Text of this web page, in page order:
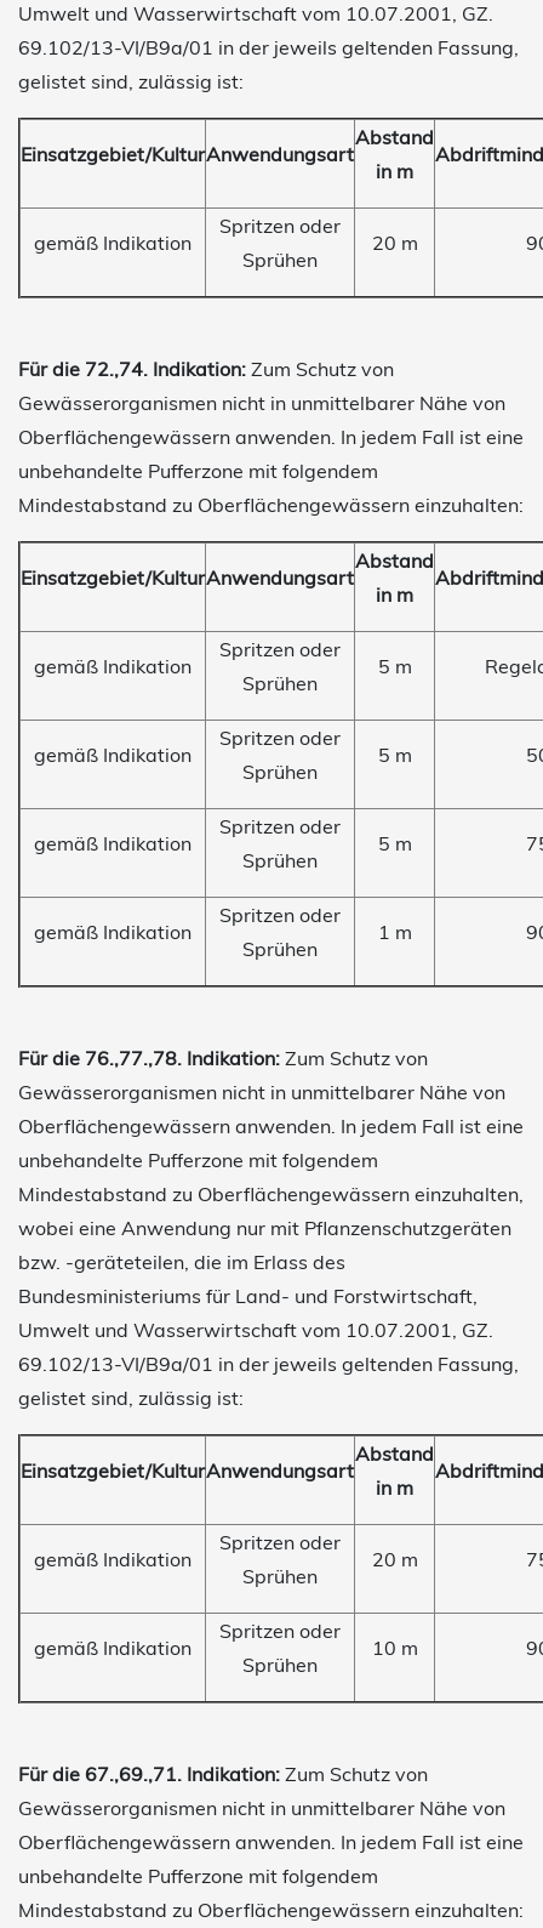
Umwelt und Wasserwirtschaft vom 10.07.2001, GZ.
69.102/13-VI/B9a/01 in der jeweils geltenden Fassung,
gelistet sind, zulässig ist:
Einsatzgebiet/KulturAnwendungsart
Abstand
in m
gemäß Indikation
Spritzen oder
Sprühen
20 m
Für die 72.,74. Indikation: Zum Schutz von
Gewässerorganismen nicht in unmittelbarer Nähe von
Oberflächengewässern anwenden. In jedem Fall ist eine
unbehandelte Pufferzone mit folgendem
Mindestabstand zu Oberflächengewässern einzuhalten:
Einsatzgebiet/KulturAnwendungsart
Abstand
in m
gemäß Indikation
Spritzen oder
Sprühen
5 m
gemäß Indikation
Spritzen oder
Sprühen
5 m
gemäß Indikation
Spritzen oder
Sprühen
5 m
gemäß Indikation
Spritzen oder
Sprühen
1 m
Für die 76.,77.,78. Indikation: Zum Schutz von
Gewässerorganismen nicht in unmittelbarer Nähe von
Oberflächengewässern anwenden. In jedem Fall ist eine
unbehandelte Pufferzone mit folgendem
Mindestabstand zu Oberflächengewässern einzuhalten,
wobei eine Anwendung nur mit Pflanzenschutzgeräten
bzw. -geräteteilen, die im Erlass des
Bundesministeriums für Land- und Forstwirtschaft,
Umwelt und Wasserwirtschaft vom 10.07.2001, GZ.
69.102/13-VI/B9a/01 in der jeweils geltenden Fassung,
gelistet sind, zulässig ist:
Einsatzgebiet/KulturAnwendungsart
Abstand
in m
gemäß Indikation
Spritzen oder
Sprühen
20 m
gemäß Indikation
Spritzen oder
Sprühen
10 m
Für die 67.,69.,71. Indikation: Zum Schutz von
Gewässerorganismen nicht in unmittelbarer Nähe von
Oberflächengewässern anwenden. In jedem Fall ist eine
unbehandelte Pufferzone mit folgendem
Mindestabstand zu Oberflächengewässern einzuhalten: